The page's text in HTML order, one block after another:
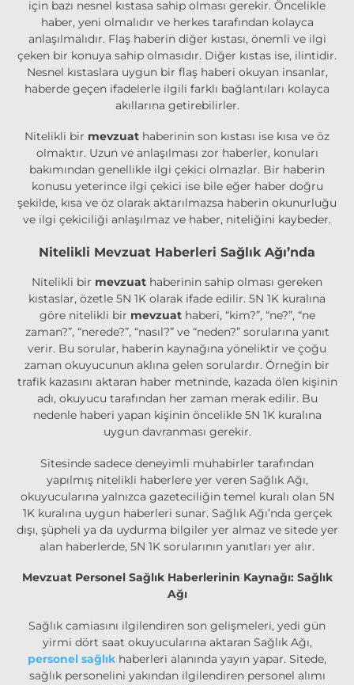
için bazı nesnel kıstasa sahip olması gerekir. Öncelikle
haber, yeni olmalıdır ve herkes tarafından kolayca
anlaşılmalıdır. Flaş haberin diğer kıstası, önemli ve ilgi
çeken bir konuya sahip olmasıdır. Diğer kıstas ise, ilintidir.
Nesnel kıstaslara uygun bir flaş haberi okuyan insanlar,
haberde geçen ifadelerle ilgili farklı bağlantıları kolayca
akıllarına getirebilirler.
Nitelikli bir mevzuat haberinin son kıstası ise kısa ve öz
olmaktır. Uzun ve anlaşılması zor haberler, konuları
bakımından genellikle ilgi çekici olmazlar. Bir haberin
konusu yeterince ilgi çekici ise bile eğer haber doğru
şekilde, kısa ve öz olarak aktarılmazsa haberin okunurluğu
ve ilgi çekiciliği anlaşılmaz ve haber, niteliğini kaybeder.
Nitelikli Mevzuat Haberleri Sağlık Ağı’nda
Nitelikli bir mevzuat haberinin sahip olması gereken
kıstaslar, özetle 5N 1K olarak ifade edilir. 5N 1K kuralına
göre nitelikli bir mevzuathaberi, “kim?”, “ne?”, “ne
zaman?”, “nerede?”, “nasıl?” ve “neden?” sorularına yanıt
verir. Bu sorular, haberin kaynağına yöneliktir ve çoğu
zaman okuyucunun aklına gelen sorulardır. Örneğin bir
trafik kazasını aktaran haber metninde, kazada ölen kişinin
adı, okuyucu tarafından her zaman merak edilir. Bu
nedenle haberi yapan kişinin öncelikle 5N 1K kuralına
uygun davranması gerekir.
Sitesinde sadece deneyimli muhabirler tarafından
yapılmış nitelikli haberlere yer veren Sağlık Ağı,
okuyucularına yalnızca gazeteciliğin temel kuralı olan 5N
1K kuralına uygun haberleri sunar. Sağlık Ağı’nda gerçek
dışı, şüpheli ya da uydurma bilgiler yer almaz ve sitede yer
alan haberlerde, 5N 1K sorularının yanıtları yer alır.
Mevzuat Personel Sağlık Haberlerinin Kaynağı: Sağlık
Ağı
Sağlık camiasını ilgilendiren son gelişmeleri, yedi gün
yirmi dört saat okuyucularına aktaran Sağlık Ağı,
personel sağlık haberleri alanında yayın yapar. Sitede,
sağlık personelini yakından ilgilendiren personel alımı